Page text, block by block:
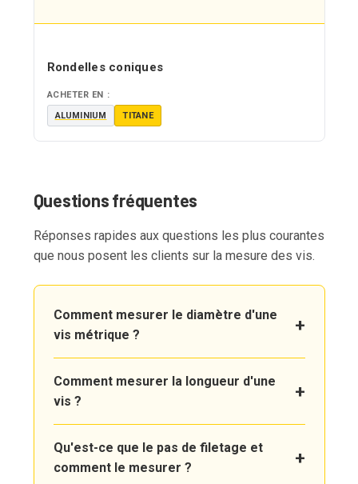
Rondelles coniques
ACHETER EN :
ALUMINIUM
TITANE
Questions fréquentes
Réponses rapides aux questions les plus courantes
que nous posent les clients sur la mesure des vis.
Comment mesurer le diamètre d'une
vis métrique ?
Comment mesurer la longueur d'une
vis ?
Qu'est-ce que le pas de filetage et
comment le mesurer ?